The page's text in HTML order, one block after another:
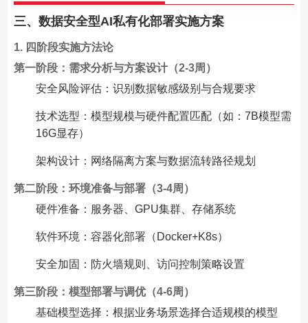
三、数据安全型AI私有化部署实施方案
1. 四阶段实施方法论
第一阶段：需求分析与方案设计（2-3周）
安全风险评估：识别数据敏感级别与合规要求
技术选型：模型规模与硬件配置匹配（如：7B模型需
16G显存）
架构设计：网络隔离方案与数据流转路径规划
第二阶段：环境准备与部署（3-4周）
硬件准备：服务器、GPU集群、存储系统
软件环境：容器化部署（Docker+K8s）
安全加固：防火墙规则、访问控制策略设置
第三阶段：模型部署与调优（4-6周）
基础模型选择：根据业务场景选择合适规模的模型